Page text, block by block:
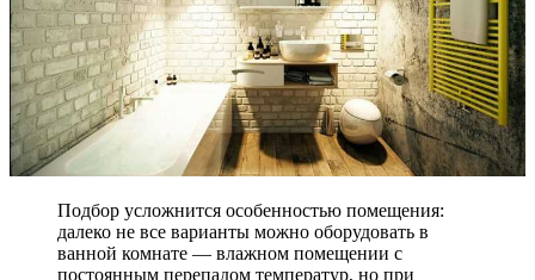
Подбор усложнится особенностью помещения:
далеко не все варианты можно оборудовать в
ванной комнате — влажном помещении с
постоянным перепадом температур, но при